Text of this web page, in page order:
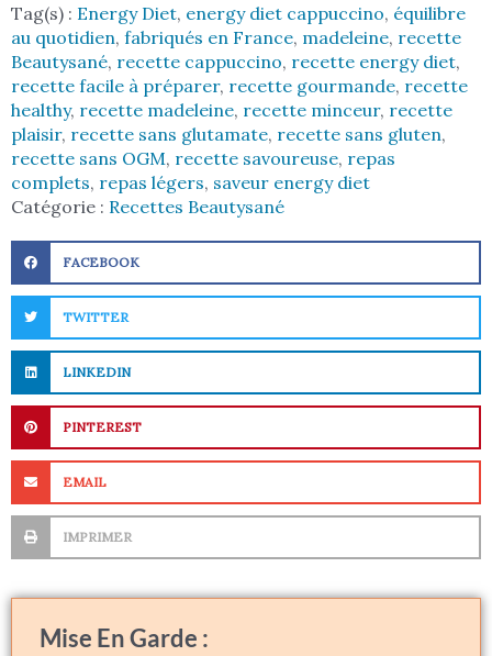
Tag(s) : Energy Diet, energy diet cappuccino, équilibre
au quotidien, fabriqués en France, madeleine, recette
Beautysané, recette cappuccino, recette energy diet,
recette facile à préparer, recette gourmande, recette
healthy, recette madeleine, recette minceur, recette
plaisir, recette sans glutamate, recette sans gluten,
recette sans OGM, recette savoureuse, repas
complets, repas légers, saveur energy diet
Catégorie : Recettes Beautysané
FACEBOOK
TWITTER
LINKEDIN
PINTEREST
EMAIL
IMPRIMER
Mise En Garde :